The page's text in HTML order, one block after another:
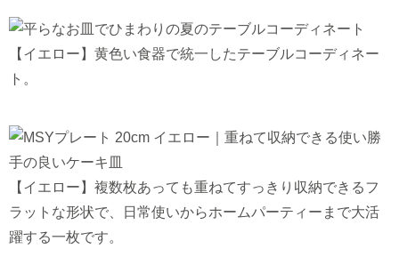
【イエロー】黄色い食器で統一したテーブルコーディネー
ト。
【イエロー】複数枚あっても重ねてすっきり収納できるフ
ラットな形状で、日常使いからホームパーティーまで大活
躍する一枚です。